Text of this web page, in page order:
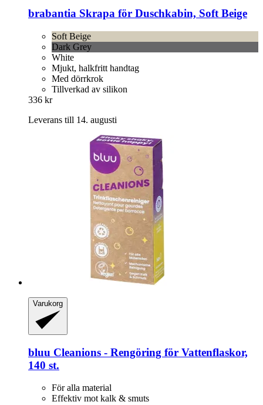
brabantia Skrapa för Duschkabin, Soft Beige
Soft Beige
Dark Grey
White
Mjukt, halkfritt handtag
Med dörrkrok
Tillverkad av silikon
336 kr
Leverans till 14. augusti
Varukorg
bluu Cleanions -​ Rengöring för Vattenflaskor,
140 st.
För alla material
Effektiv mot kalk & smuts